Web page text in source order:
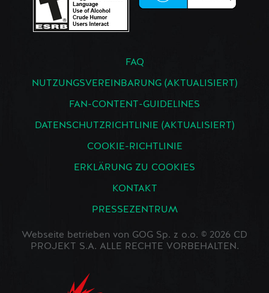
FAQ
NUTZUNGSVEREINBARUNG (AKTUALISIERT)
FAN-CONTENT-GUIDELINES
DATENSCHUTZRICHTLINIE (AKTUALISIERT)
COOKIE-RICHTLINIE
ERKLÄRUNG ZU COOKIES
KONTAKT
PRESSEZENTRUM
Webseite betrieben von GOG Sp. z o.o. © 2026 CD
PROJEKT S.A. ALLE RECHTE VORBEHALTEN.